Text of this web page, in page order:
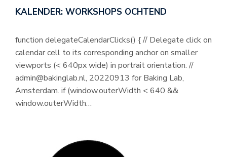
KALENDER: WORKSHOPS OCHTEND
function delegateCalendarClicks() { // Delegate click on
calendar cell to its corresponding anchor on smaller
viewports (< 640px wide) in portrait orientation. //
admin@bakinglab.nl, 20220913 for Baking Lab,
Amsterdam. if (window.outerWidth < 640 &&
window.outerWidth…